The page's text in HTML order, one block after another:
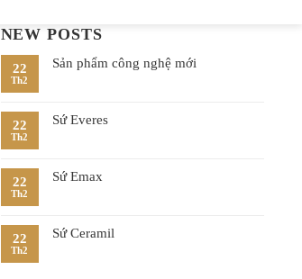
NEW POSTS
22
Th2
Sản phẩm công nghệ mới
22
Th2
Sứ Everes
22
Th2
Sứ Emax
22
Th2
Sứ Ceramil